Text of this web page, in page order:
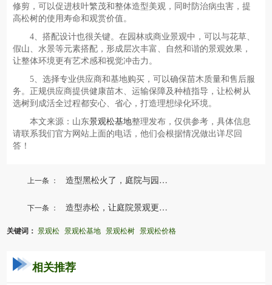
修剪，可以促进枝叶繁茂和整体造型美观，同时防治病虫害，提
高松树的使用寿命和观赏价值。
4、搭配设计也很关键。在园林或商业景观中，可以与花草、
假山、水景等元素搭配，形成层次丰富、自然和谐的景观效果，
让整体环境更有艺术感和视觉冲击力。
5、选择专业供应商和基地购买，可以确保苗木质量和售后服
务。正规供应商提供健康苗木、运输保障及种植指导，让松树从
选树到成活全过程都安心、省心，打造理想绿化环境。
本文来源：山东景观松基地整理发布，仅供参考，具体信息
请联系我们官方网站上面的电话，他们会根据情况做出详尽回
答！
上一条 ： 造型黑松火了，庭院与园林...
下一条 ： 造型赤松，让庭院景观更有特色
关键词：景观松 景观松基地 景观松树 景观松价格
相关推荐